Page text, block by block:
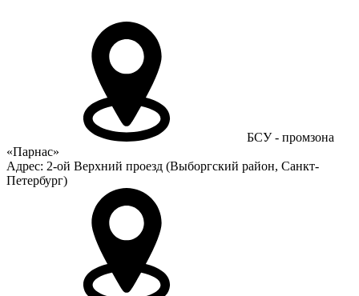
БСУ - промзона
«Парнас»
Адрес: 2-ой Верхний проезд (Выборгский район, Санкт-
Петербург)